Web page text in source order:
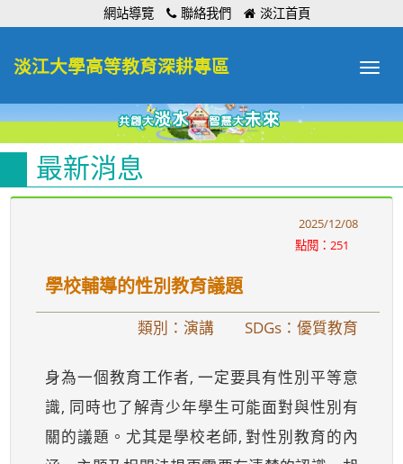
網站導覽 聯絡我們 淡江首頁
Toggle
淡江大學高等教育深耕專區
最新消息
2025/12/08
點閱：251
學校輔導的性別教育議題
類別：演講 SDGs：優質教育
身為一個教育工作者, 一定要具有性別平等意
識, 同時也了解青少年學生可能面對與性別有
關的議題。尤其是學校老師, 對性別教育的內